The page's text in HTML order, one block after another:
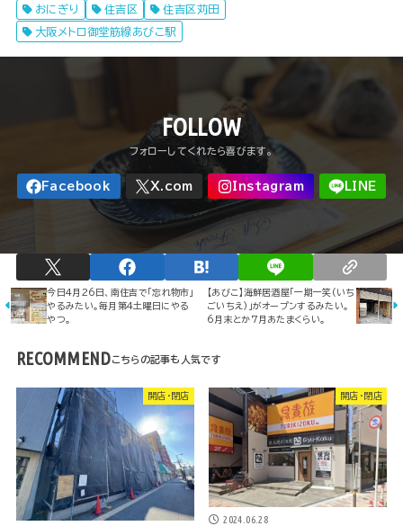
おにぎり
住吉区
住吉区苅田
大阪メトロ御堂筋線あびこ駅
FOLLOW
今日4月26日、南住吉で「忘れ物市」
やるみたい。毎月第4土曜日にやる
やつ。
【あびこ】海鮮居酒屋「一期一笑(いち
ごいちえ)」がオープンするみたい。
6月末とか7月あたまくらい。
RECOMMEND
開店・閉店 開店・閉店
2024.06.28